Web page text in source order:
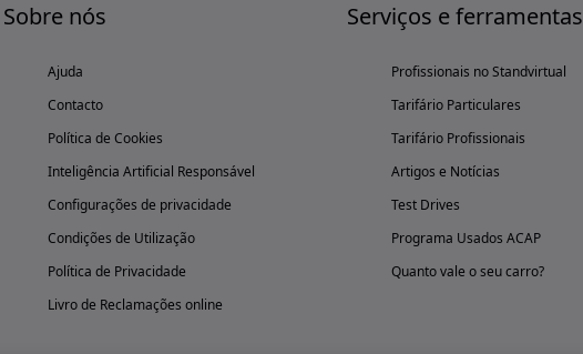
Sobre nós
Ajuda
Contacto
Política de Cookies
Inteligência Artificial Responsável
Configurações de privacidade
Condições de Utilização
Política de Privacidade
Livro de Reclamações online
Serviços e ferramentas
Profissionais no Standvirtual
Tarifário Particulares
Tarifário Profissionais
Artigos e Notícias
Test Drives
Programa Usados ACAP
Quanto vale o seu carro?